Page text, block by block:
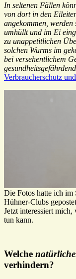
In seltenen Fällen
von dort in den
angekommen,
umhüllt und im Ei
zu unappetitlichen
solchen Wurms im
bei versehentlichem
Verbraucherschutz
Die Fotos hatte ich im
Hühner-Clubs
Jetzt interessiert
tun kann.
Welche
verhindern?